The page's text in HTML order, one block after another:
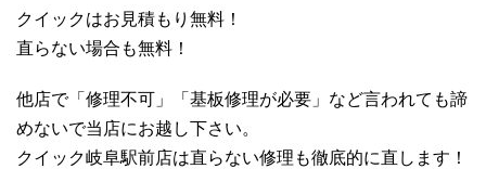
クイックはお見積もり無料！
直らない場合も無料！
他店で「修理不可」「基板修理が必要」など言われても諦
めないで当店にお越し下さい。
クイック岐阜駅前店は直らない修理も徹底的に直します！